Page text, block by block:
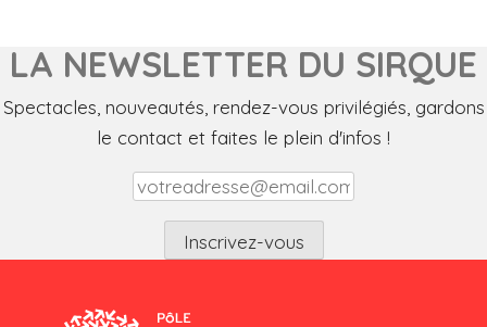
LA NEWSLETTER DU SIRQUE
Spectacles, nouveautés, rendez-vous privilégiés, gardons
le contact et faites le plein d'infos !